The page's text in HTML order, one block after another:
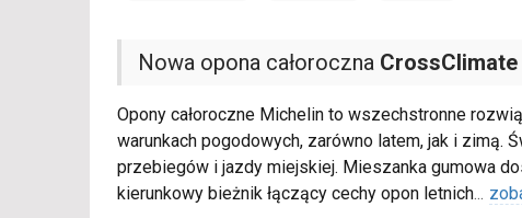
Nowa opona całoroczna CrossClimate
Opony całoroczne Michelin to wszechstronne
warunkach pogodowych, zarówno latem, jak i zimą.
przebiegów i jazdy miejskiej. Mieszanka gumowa
kierunkowy bieżnik łączący cechy opon letnich...